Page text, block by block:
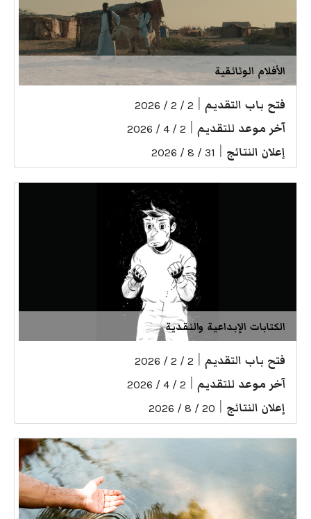
الأفلام الوثائقية
فتح باب التقديم 2 / 2 / 2026
آخر موعد للتقديم 2 / 4 / 2026
إعلان النتائج 31 / 8 / 2026
الكتابات الإبداعية والنقدية
فتح باب التقديم 2 / 2 / 2026
آخر موعد للتقديم 2 / 4 / 2026
إعلان النتائج 20 / 8 / 2026